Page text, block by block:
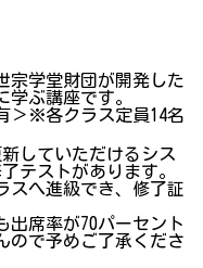
宗学堂財団が開発した
ぶ講座です。
＞※各クラス定員14名
していただけるシス
テストがあります。
スへ進級でき、修了証
出席率が70パーセント
ので予めご了承くださ